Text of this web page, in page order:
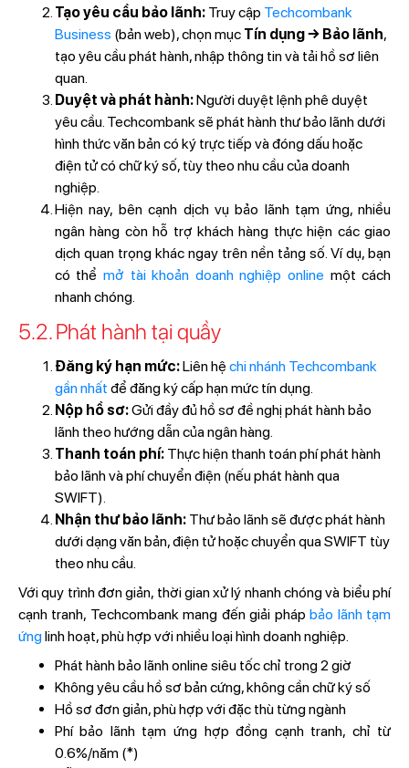
Tạo yêu cầu bảo lãnh:Truy cập Techcombank
Business (bản web), chọn mục Tín dụng → Bảo lãnh,
tạo yêu cầu phát hành, nhập thông tin và tải hồ sơ liên
quan.
Duyệt và phát hành:Người duyệt lệnh phê duyệt
yêu cầu. Techcombank sẽ phát hành thư bảo lãnh dưới
hình thức văn bản có ký trực tiếp và đóng dấu hoặc
điện tử có chữ ký số, tùy theo nhu cầu của doanh
nghiệp.
Hiện nay, bên cạnh dịch vụ bảo lãnh tạm ứng, nhiều
ngân hàng còn hỗ trợ khách hàng thực hiện các giao
dịch quan trọng khác ngay trên nền tảng số. Ví dụ, bạn
có thểmở tài khoản doanh nghiệp online một cách
nhanh chóng.
5.2. Phát hành tại quầy
Đăng ký hạn mức:Liên hệ chi nhánh Techcombank
gần nhất để đăng ký cấp hạn mức tín dụng.
Nộp hồ sơ:Gửi đầy đủ hồ sơ đề nghị phát hành bảo
lãnh theo hướng dẫn của ngân hàng.
Thanh toán phí:Thực hiện thanh toán phí phát hành
bảo lãnh và phí chuyển điện (nếu phát hành qua
SWIFT).
Nhận thư bảo lãnh:Thư bảo lãnh sẽ được phát hành
dưới dạng văn bản, điện tử hoặc chuyển qua SWIFT tùy
theo nhu cầu.
Với quy trình đơn giản, thời gian xử lý nhanh chóng và biểu phí
cạnh tranh, Techcombank mang đến giải phápbảo lãnh tạm
ứnglinh hoạt, phù hợp với nhiều loại hình doanh nghiệp.
Phát hành bảo lãnh online siêu tốc chỉ trong 2 giờ
Không yêu cầu hồ sơ bản cứng, không cần chữ ký số
Hồ sơ đơn giản, phù hợp với đặc thù từng ngành
Phí bảo lãnh tạm ứng hợp đồng cạnh tranh, chỉ từ
0.6%/năm (*)